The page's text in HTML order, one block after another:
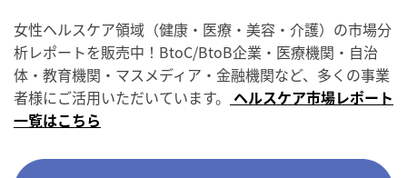
女性ヘルスケア領域（健康・医療・美容・介護）の市場分
析レポートを販売中！BtoC/BtoB企業・医療機関・自治
体・教育機関・マスメディア・金融機関など、多くの事業
者様にご活用いただいています。 ヘルスケア市場レポート
一覧はこちら